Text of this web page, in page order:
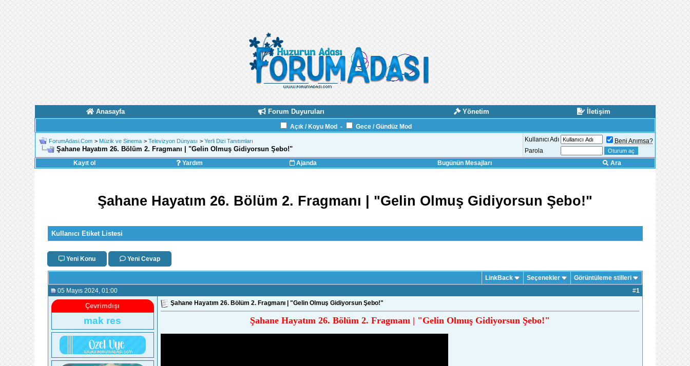
Anasayfa Forum Duyuruları Yönetim İletişim
Açık / Koyu Mod - Gece / Gündüz Mod
ForumAdasi.Com > Müzik ve Sinema > Televizyon Dünyası > Yerli Dizi Tanıtımları
Şahane Hayatım 26. Bölüm 2. Fragmanı | "Gelin Olmuş Gidiyorsun Şebo!"
Kullanıcı Adı
Beni Anımsa?
Parola
Kayıt ol
Yardım Ajanda Bugünün Mesajları Ara
Şahane Hayatım 26. Bölüm 2. Fragmanı | "Gelin Olmuş Gidiyorsun Şebo!"
Kullanıcı Etiket Listesi
Yeni Konu Yeni Cevap
LinkBack Seçenekler Görüntüleme stilleri
05 Mayıs 2024, 01:00 #1
Çevrimdışı
mak res
Şahane Hayatım 26. Bölüm 2. Fragmanı | "Gelin Olmuş Gidiyorsun Şebo!"
Şahane Hayatım 26. Bölüm 2. Fragmanı | "Gelin Olmuş Gidiyorsun Şebo!"